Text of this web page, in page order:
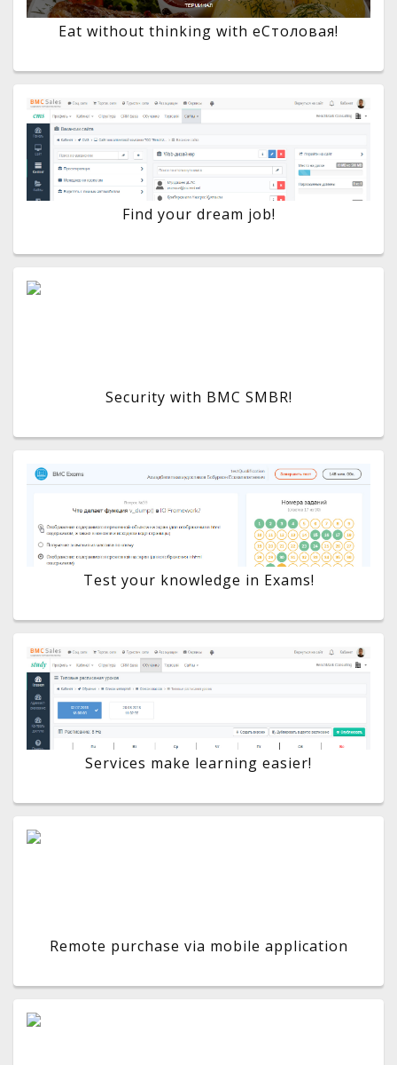
Eat without thinking with eСтоловая!
Find your dream job!
Security with BMC SMBR!
Test your knowledge in Exams!
Services make learning easier!
Remote purchase via mobile application